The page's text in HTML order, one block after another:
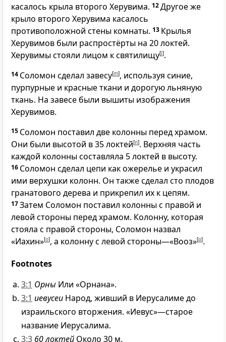
касалось крыла второго Херувима. 12Другое же
крыло второго Херувима касалось
противоположной стены комнаты. 13 Крылья
Херувимов были распростёрты на 20 локтей.
Херувимы стояли лицом к святилищу[l].
14 Соломон сделал завесу[m], используя синие,
пурпурные и красные ткани и дорогую льняную
ткань. На завесе были вышиты изображения
Херувимов.
15 Соломон поставил две колонны перед храмом.
Они были высотой в 35 локтей[n]. Верхняя часть
каждой колонны составляла 5 локтей в высоту.
16 Соломон сделал цепи как ожерелье и украсил
ими верхушки колонн. Он также сделал сто плодов
гранатового дерева и прикрепил их к цепям.
17Затем Соломон поставил колонны с правой и
левой стороны перед храмом. Колонну, которая
стояла с правой стороны, Соломон назвал
«Иахин»[o], а колонну с левой стороны—«Вооз»[p].
Footnotes
3:1 Орны Или «Орнана».
3:1 иевусеи Народ, живший в Иерусалиме до
израильского вторжения. «Иевус»—старое
название Иерусалима.
3:3 60 локтей Около 30 м.